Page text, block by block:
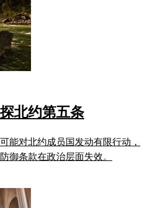
北约第五条
能对北约成员国发动有限行动，
御条款在政治层面失效。